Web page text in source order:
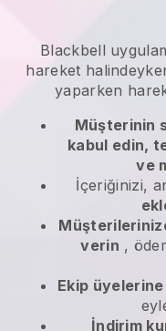
Blackbell
hareket
yaparken
Müşterinin
kabul edin,
ve
İçeriğinizi,
verin ,
Ekip
İndirim